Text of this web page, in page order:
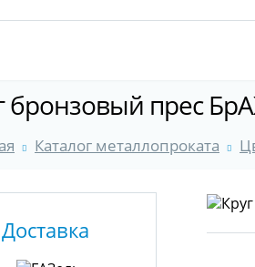
бронзовый прес
Каталог металлопроката
Доставка